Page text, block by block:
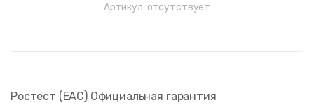
Артикул: отсутствует
Ростест (EAC) Официальная гарантия